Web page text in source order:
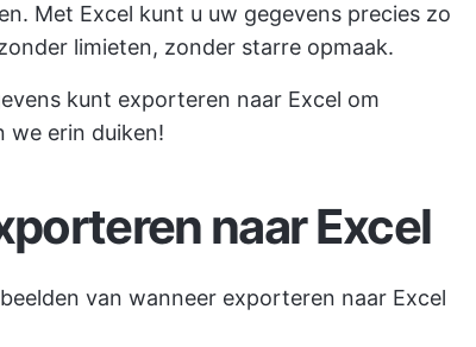
Met Excel kunt u uw gegevens precies zo
limieten, zonder starre opmaak.
kunt exporteren naar Excel om
we erin duiken!
naar Excel
van wanneer exporteren naar Excel